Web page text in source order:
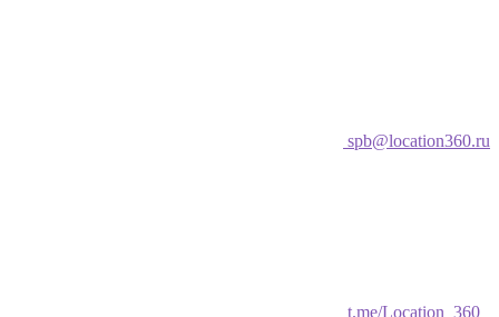
spb@location360.ru
t.me/Location_360